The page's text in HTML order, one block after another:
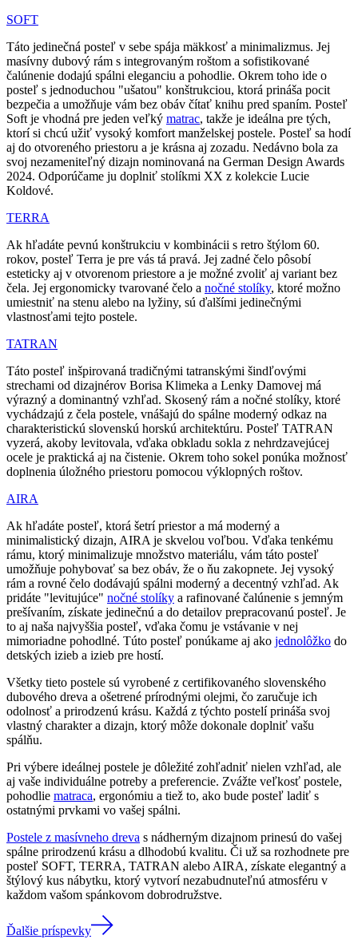
SOFT
Táto jedinečná posteľ v sebe spája mäkkosť a minimalizmus. Jej
masívny dubový rám s integrovaným roštom a sofistikované
čalúnenie dodajú spálni eleganciu a pohodlie. Okrem toho ide o
posteľ s jednoduchou "ušatou" konštrukciou, ktorá prináša pocit
bezpečia a umožňuje vám bez obáv čítať knihu pred spaním. Posteľ
Soft je vhodná pre jeden veľký matrac, takže je ideálna pre tých,
ktorí si chcú užiť vysoký komfort manželskej postele. Posteľ sa hodí
aj do otvoreného priestoru a je krásna aj zozadu. Nedávno bola za
svoj nezameniteľný dizajn nominovaná na German Design Awards
2024. Odporúčame ju doplniť stolíkmi XX z kolekcie Lucie
Koldové.
TERRA
Ak hľadáte pevnú konštrukciu v kombinácii s retro štýlom 60.
rokov, posteľ Terra je pre vás tá pravá. Jej zadné čelo pôsobí
esteticky aj v otvorenom priestore a je možné zvoliť aj variant bez
čela. Jej ergonomicky tvarované čelo a nočné stolíky, ktoré možno
umiestniť na stenu alebo na lyžiny, sú ďalšími jedinečnými
vlastnosťami tejto postele.
TATRAN
Táto posteľ inšpirovaná tradičnými tatranskými šindľovými
strechami od dizajnérov Borisa Klimeka a Lenky Damovej má
výrazný a dominantný vzhľad. Skosený rám a nočné stolíky, ktoré
vychádzajú z čela postele, vnášajú do spálne moderný odkaz na
charakteristickú slovenskú horskú architektúru. Posteľ TATRAN
vyzerá, akoby levitovala, vďaka obkladu sokla z nehrdzavejúcej
ocele je praktická aj na čistenie. Okrem toho sokel ponúka možnosť
doplnenia úložného priestoru pomocou výklopných roštov.
AIRA
Ak hľadáte posteľ, ktorá šetrí priestor a má moderný a
minimalistický dizajn, AIRA je skvelou voľbou. Vďaka tenkému
rámu, ktorý minimalizuje množstvo materiálu, vám táto posteľ
umožňuje pohybovať sa bez obáv, že o ňu zakopnete. Jej vysoký
rám a rovné čelo dodávajú spálni moderný a decentný vzhľad. Ak
pridáte "levitujúce" nočné stolíky a rafinované čalúnenie s jemným
prešívaním, získate jedinečnú a do detailov prepracovanú posteľ. Je
to aj naša najvyššia posteľ, vďaka čomu je vstávanie v nej
mimoriadne pohodlné. Túto posteľ ponúkame aj ako jednolôžko do
detských izieb a izieb pre hostí.
Všetky tieto postele sú vyrobené z certifikovaného slovenského
dubového dreva a ošetrené prírodnými olejmi, čo zaručuje ich
odolnosť a prirodzenú krásu. Každá z týchto postelí prináša svoj
vlastný charakter a dizajn, ktorý môže dokonale doplniť vašu
spálňu.
Pri výbere ideálnej postele je dôležité zohľadniť nielen vzhľad, ale
aj vaše individuálne potreby a preferencie. Zvážte veľkosť postele,
pohodlie matraca, ergonómiu a tiež to, ako bude posteľ ladiť s
ostatnými prvkami vo vašej spálni.
Postele z masívneho dreva s nádherným dizajnom prinesú do vašej
spálne prirodzenú krásu a dlhodobú kvalitu. Či už sa rozhodnete pre
posteľ SOFT, TERRA, TATRAN alebo AIRA, získate elegantný a
štýlový kus nábytku, ktorý vytvorí nezabudnuteľnú atmosféru v
každom vašom spánkovom dobrodružstve.
Ďalšie príspevky